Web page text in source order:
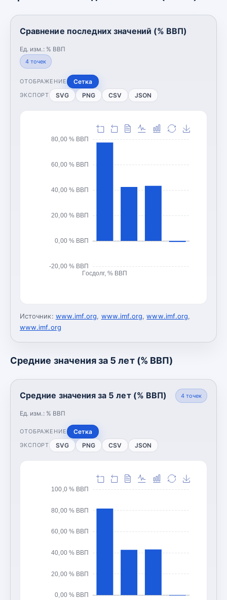
Сравнение последних значений (% ВВП)
Ед. изм.: % ВВП
4 точек
ОТОБРАЖЕНИЕ Сетка
ЭКСПОРТ SVG PNG CSV JSON
-20,00 % ВВП
0,00 % ВВП
20,00 % ВВП
40,00 % ВВП
60,00 % ВВП
80,00 % ВВП
Госдолг, % ВВП
Источник: www.imf.org, www.imf.org,www.imf.org,
www.imf.org
Средние значения за 5 лет (% ВВП)
Средние значения за 5 лет (% ВВП)
Ед. изм.: % ВВП
4точек
ОТОБРАЖЕНИЕ Сетка
ЭКСПОРТ SVG PNG CSV JSON
0,00 % ВВП
20,00 % ВВП
40,00 % ВВП
60,00 % ВВП
80,00 % ВВП
100,0 % ВВП